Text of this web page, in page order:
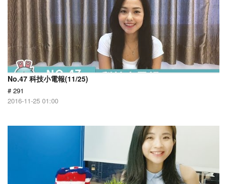
No.47 科技小電報(11/25)
# 291
2016-11-25 01:00